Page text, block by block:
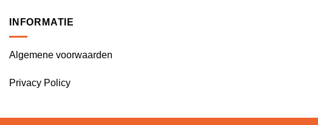
INFORMATIE
Algemene voorwaarden
Privacy Policy